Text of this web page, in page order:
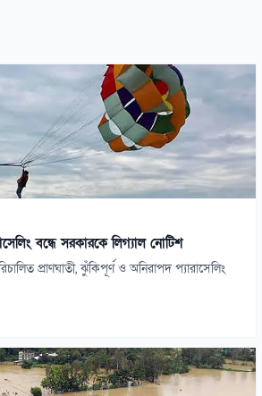
বন্ধে সরকারকে লিগ্যাল নোটিশ
প্রাণঘাতী, ঝুঁকিপূর্ণ ও অনিরাপদ প্যারাসেলিং